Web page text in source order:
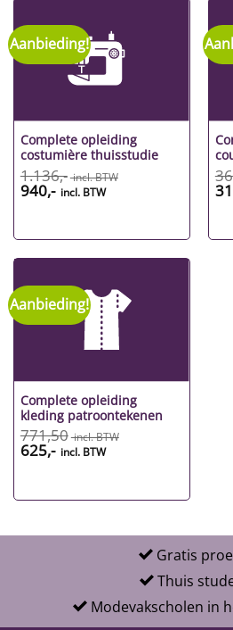
Aanbieding!
Complete opleiding
costumière thuisstudie
1.136,-
Oorspronkelijke
prijs
940,- Huidige
prijs
Aanbieding!
Complete opleiding
kleding patroontekenen
771,50
Oorspronkelijke
prijs
625,- Huidige
prijs
Gratis
Thuis
Modevakscholen in